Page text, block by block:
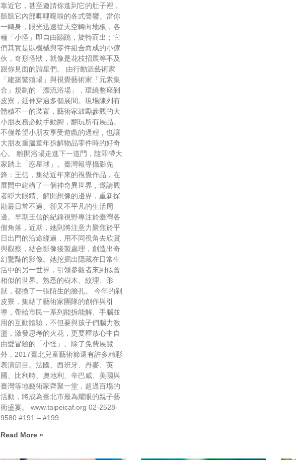
靠近它，甚至邀請你進到它的肚子裡，
聽聽它內部唧哩嘎啦的各式聲響。當你
一轉身，眼光迅速從天空轉向地板，各
種「小怪」即自由蹦跳，旋轉而出；它
們其實是以機械與零件組合而成的小傢
伙，奇形怪狀，就像是花枝招展等不及
跟你見面的諧星們。 由行動派藝術家
「建築繁殖場」與視覺藝術家「元素集
合」規劃的「漂流浴場」，環繞整座剝
皮寮，延伸穿過多個展間。現場陳列有
體積不一的裝置，藝術家鼓勵參觀的大
小朋友務必動手動腳，翻玩所有展品。
不僅希望小朋友享受遊戲的過程，也讓
大朋友重溫童年拆解物品零件時的好奇
心。 離開浴場走進下一道門，隨即帶大
家踏上「惑星球」。臺灣報導攝影先
鋒：王信，集結近年來的視覺作品，在
展間中建構了一個神奇異世界，邀請觀
者睜大眼睛、解開想像的邊界，重新探
勘最日常不過、卻又不平凡的生活周
邊。早期王信的紀錄視野專注於臺灣各
個角落，近期，她則將注意力聚焦於平
日出門的沿途經過，用不同視角去欣賞
與觀察，結合影像後製處理，創造出奇
幻驚豔的影像。她挖掘出隱藏在日常生
活中的另一世界，引領參觀者來到似曾
相似的世界。熟悉的樹木、紋理、形
狀，都換了一張陌生的臉孔。 今年的剝
皮寮，集結了藝術家團隊的創作與引
導，帶給市民一系列能拆能解、手腦並
用的互動體驗，不但要與孩子們腦力激
盪，激發思考的火花，更要釋放心中自
由愛冒險的「小怪」。除了免費展覽
外，2017臺北兒童藝術節還有許多精彩
表演節目。法國、西班牙、丹麥、英
國、比利時、奧地利、辛巴威、美國與
臺灣等地藝術家齊聚一堂，超過百場的
活動，將成為臺北市最為耀眼的親子藝
術盛宴。 www.taipeicaf.org 02-2528-
9580 #191 – #199
Read More »